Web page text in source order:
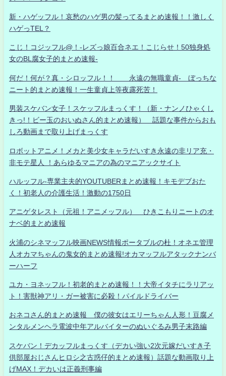
新・ハゲッフル！哀愁のハゲ男の髪ってるまとめ速報！！激しく
ハゲっTEL？
こじ！コジッフル@！-レズっ娘百合ネエ！こじらせ！50独身処
女のBL腐女子的まとめ速報-
何だ！何が？真・シロッフル！！ 永遠の無職童貞- ぼっちな
ニート的まとめ速報！一生童貞上等夜露死苦！
男装スケバン女子！スケッフルまっくす！（新・ナンノひゃくし
きっ!！ビー玉のおいぬさん的まとめ速報） 話題な事件からおも
しろ動画まで取り上げまっくす
ロボットアニメ！メカと美少女キャラだいすき永遠の非リア充・
非モテ星人 ！あらゆるマニアの為のマニアックサイト
ハルッフル-専業主夫的YOUTUBERまとめ速報！キモデブおた
く！初老人の介護生活！激動の1750日
アニゲタレスト（元祖！アニメッフル） ひきこもりニートのオ
ナベ的まとめ速報
火浦のシネマッフル映画NEWS情報ポータブルの杜！オネエ管理
人オカマちゃんの鬼女的まとめ速報!オカマッフルアタックナンバ
ーハーフ
ユカ・ヨネッフル！初老的まとめ速報！！大帝イタチにラリアッ
ト！害獣神アリ・ガー被害に必殺！パイルドライバー
おネコさん的まとめ速報 僕の彼女はエリーちゃん人形！豆腐メ
ンタルメンヘラ電波中年アルバイターのぬいぐるみ男子末路編
スケバン！デカッフルまっくす（デカい強い2次元嫁だいすき子
供部屋おじさんヒロシ之古惑仔的まとめ速報）話題な動画取り上
げMAX！デカいは正義刑事編